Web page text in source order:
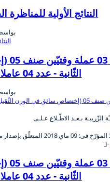
النتائج الأولية
الثّانية - عدد 04 عاملات وقتيّات صنف 01 (إختصاص منظّفات) من
الثّانية - عدد 04 عاملات وقتيّات صنف 01 (إختصاص منظّفات) من